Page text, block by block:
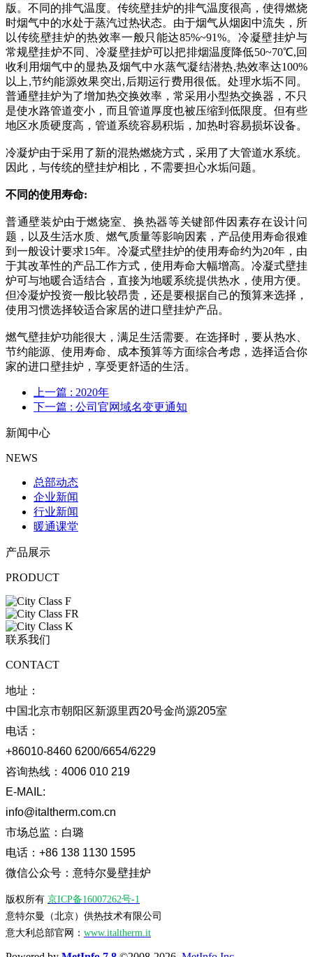
版。不同的排气温度。传统壁挂炉的排气温度很高，使得燃烧
时烟气中的水处于蒸汽过热状态。由于烟气从烟囱中流失，所
以传统壁挂炉的热效率一般只能达85%~91%。冷凝壁挂炉与
常规壁挂炉不同、冷凝壁挂炉可以把排烟温度降低50~70℃,回
收利用烟气中的显热及烟气中水蒸气凝结潜热,热效率达100%
以上,节约能源效果突出,后期运行费用很低。处理水垢不同。
普通壁挂炉为了增加热交换效率，常采用小型热交换器，不只
是使水路管道变小，而且管道厚度也被压缩到低限度。但有些
地区水质硬度高，管道系统容易积垢，加热时容易损坏设备。
冷凝炉由于采用了新的混热燃烧方式，采用了大管道水系统。
因此，与传统的壁挂炉相比，不需要担心水垢问题。
不同的使用寿命:
普通壁装炉由于燃烧室、换热器等关键部件因素存在设计问
题，以及生活水质、燃气质量等影响因素，产品使用寿命很难
到一般设计要求15年。冷凝式壁挂炉的使用寿命约为20年，由
于其改革性的产品工作方式，使用寿命大幅增高。冷凝式壁挂
炉可与地暖合适结合，直接为地暖系统提供热水，使用方便。
但冷凝炉投资一般比较昂贵，还是要根据自己的预算来选择，
使用习惯选择较适合家居的进口壁挂炉产品。
燃气壁挂炉功能很大，满足生活需要。在选择时，要从热水、
节约能源、使用寿命、成本预算等方面综合考虑，选择适合你
家的进口壁挂炉，享受更舒适的生活。
上一篇 : ​2020年
下一篇 : 公司官网域名变更通知
新闻中心
NEWS
总部动态
企业新闻
行业新闻
暖通课堂
产品展示
PRODUCT
联系我们
CONTACT
地址：
中国北京市朝阳区新源里西20号金尚源205室
电话：
+86010-8460 6200/6654/6229
咨询热线： 4006 010 219
E-MAIL:
info@italtherm.com.cn
市场总监： 白璐
电话： +86 138 1130 1595
微信公众号：意特尔曼壁挂炉
版权所有 京ICP备16007262号-1
意特尔曼（北京）供热技术有限公司
意大利总部官网： www.italtherm.it